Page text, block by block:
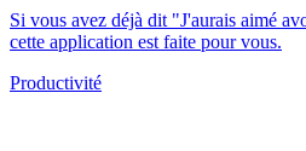
Si vous avez déjà dit "J'aurais aimé
cette application est faite pour vous.
Productivité